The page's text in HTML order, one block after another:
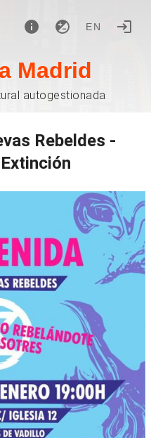
EN
Madrid
autogestionada
Rebeldes -